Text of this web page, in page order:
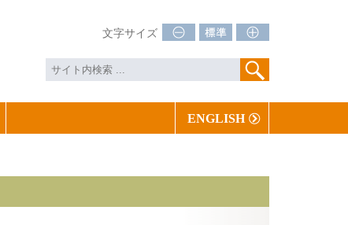
文字サイズ
ENGLISH